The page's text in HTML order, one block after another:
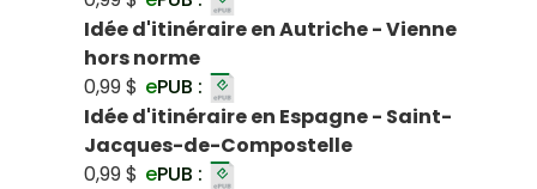
Idée d'itinéraire en Autriche - Vienne
hors norme
0,99 $ ePUB :
Idée d'itinéraire en Espagne - Saint-
Jacques-de-Compostelle
0,99 $ ePUB :